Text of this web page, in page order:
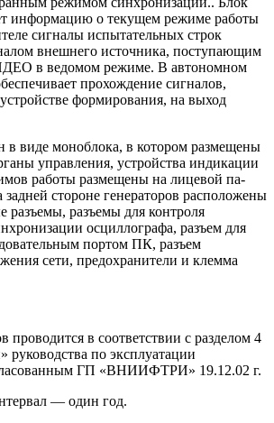
информацию о текущем режиме работы
сигналы испытательных строк
внешнего источника, поступающим
в ведомом режиме. В автономном
прохождение сигналов,
формирования, на выход
в виде моноблока, в котором размещены
управления, устройства индикации
работы размещены на лицевой па­
задней стороне генераторов расположены
разъемы, разъемы для контроля
осциллографа, разъем для
портом ПК, разъем
сети, предохранители и клем­ма
проводится в соответствии с разделом 4
руково­дства по эксплуатации
ГП «ВНИИФТРИ» 19.12.02 г.
— один год.